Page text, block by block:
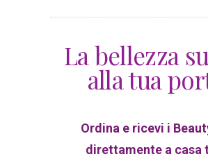
La bellezza
alla tua
Ordina e ricevi i
direttamente a casa